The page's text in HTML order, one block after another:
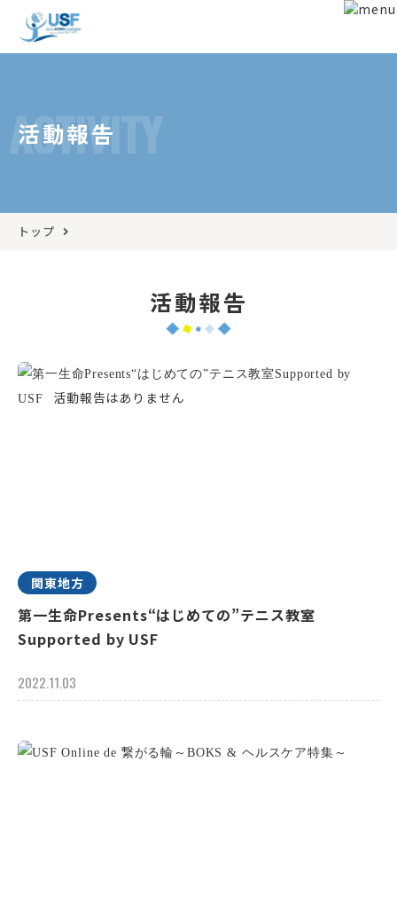
ACTIVITY
活動報告
トップ
活動報告
関東地方
第一生命Presents“はじめての”テニス教室
Supported by USF
2022.11.03